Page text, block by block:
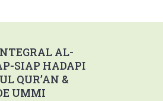
AL-
SIAP HADAPI
QUR’AN &
UMMI